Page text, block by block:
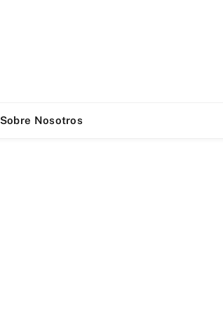
Sobre Nosotros